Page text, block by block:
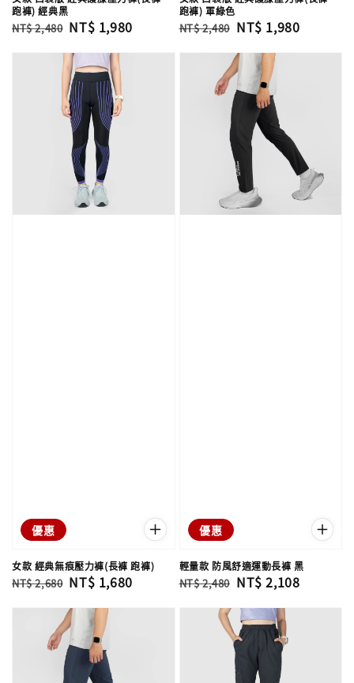
跑褲) 經典黑
Regular
NT$ 2,480 Sale
NT$ 1,980
跑褲) 軍綠色
Regular
NT$ 2,480 Sale
NT$ 1,980
優惠
女款 經典無痕壓力褲(長褲 跑褲)
Regular
NT$ 2,680 Sale
NT$ 1,680
優惠
輕量款 防風舒適運動長褲 黑
Regular
NT$ 2,480 Sale
NT$ 2,108